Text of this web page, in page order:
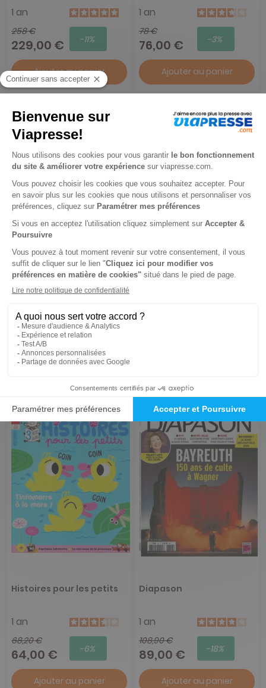
1 an
258 €
229,00 € -11%
Ajouter au panier
1 an
78 €
76,00 € -3%
Ajouter au panier
1 an
104,25 €
99,00 €
1 an
Histoires pour les petits
1 an
68,20 €
64,00 € -6%
Ajouter au panier
Diapason
1 an
108,90 €
89,00 € -18%
Ajouter au panier